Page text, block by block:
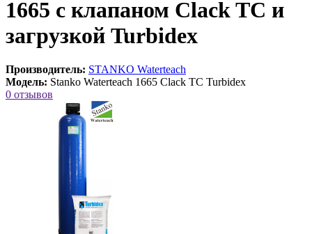
1665 с клапаном Clack TC и
загрузкой Turbidex
Производитель: STANKO Waterteach
Модель: Stanko Waterteach 1665 Clack TC Turbidex
0 отзывов